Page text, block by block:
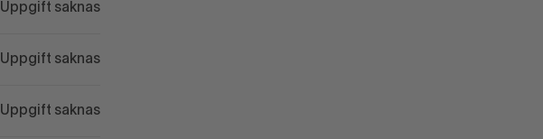
Uppgift saknas
Uppgift saknas
Uppgift saknas